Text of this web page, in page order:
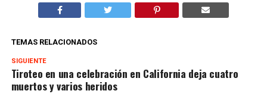
TEMAS RELACIONADOS
SIGUIENTE
Tiroteo en una celebración en California deja cuatro
muertos y varios heridos